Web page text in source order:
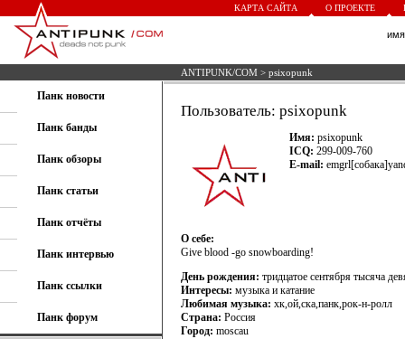
КАРТА САЙТА О ПРОЕКТЕ
ANTIPUNK/COM > psixopunk
Панк новости
Панк банды
Панк обзоры
Панк статьи
Панк отчёты
Панк интервью
Панк ссылки
Панк форум
Пользователь: psixopunk
Имя: psixopunk
ICQ: 299-009-760
E-mail:
О себе:
Give blood -go snowboarding!
День рождения: тридцатое сентября тысяча
Интересы: музыка и катание
Любимая музыка: хк,ой,ска,панк,рок-н-ролл
Страна: Россия
Город: moscau